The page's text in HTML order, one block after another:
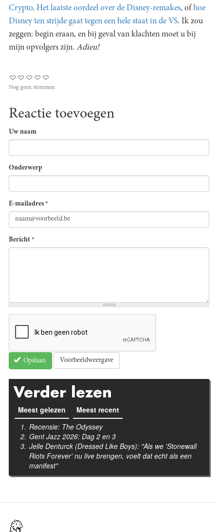
Crypto. Het laatste oordeel over de Disney-remakes, of hoe
Disney ten strijde gaat tegen een hele staat in de VS. Ik zou
zeggen: begin eraan, en bij geval van klachten moet u bij
mijn opvolgers zijn. Adieu!
Nog geen stemmen
Reactie toevoegen
Uw naam
Onderwerp
E-mailadres *
Bericht *
Opslaan Voorbeeldweergave
Verder lezen
Meest gelezen (actieve tabblad)
Meest recent
Recensie: The Odyssey
Gent Jazz 2026: Dag 2 en 3
Jelle Denturck (Dressed Like Boys): "Als we 'Stonewall
Riots Forever' nu live brengen, voelt dat echt als een
manifest"